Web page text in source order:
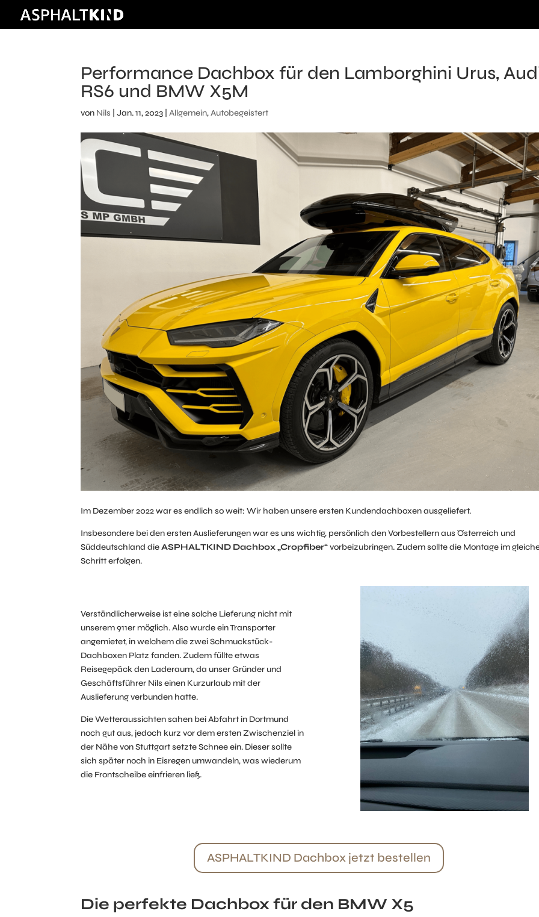
Performance Dachbox für den Lamborghini Urus,
RS6 und BMW X5M
von Nils |Jan. 11, 2023 |Allgemein,Autobegeistert
Im Dezember 2022 war es endlich so weit: Wir haben unsere ersten Kundendachboxen ausgeliefert.
Insbesondere bei den ersten Auslieferungen war es uns wichtig, persönlich den Vorbestellern aus Österreich und
Süddeutschland dieASPHALTKIND Dachbox „Cropfiber“vorbeizubringen. Zudem sollte die Montage im
Schritt erfolgen.
Verständlicherweise ist eine solche Lieferung nicht mit
unserem 911er möglich. Also wurde ein Transporter
angemietet, in welchem die zwei Schmuckstück-
Dachboxen Platz fanden. Zudem füllte etwas
Reisegepäck den Laderaum, da unser Gründer und
Geschäftsführer Nils einen Kurzurlaub mit der
Auslieferung verbunden hatte.
Die Wetteraussichten sahen bei Abfahrt in Dortmund
noch gut aus, jedoch kurz vor dem ersten Zwischenziel in
der Nähe von Stuttgart setzte Schnee ein. Dieser sollte
sich später noch in Eisregen umwandeln, was wiederum
die Frontscheibe einfrieren ließ.
ASPHALTKIND Dachbox jetzt bestellen
Die perfekte Dachbox für den BMW X5